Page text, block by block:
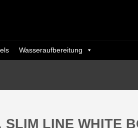
Wasseraufbereitung
SLIM LINE WHITE